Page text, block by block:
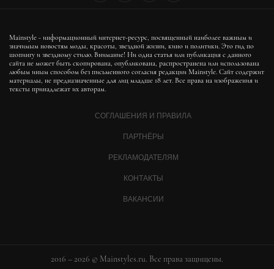
Mainstyle - информационный интернет-ресурс, посвященный наиболее важным и
значимым новостям моды, красоты, звездной жизни, кино и политики. Это гид по
шопингу и звездному стилю. Внимание! Ни одна статья или публикация с данного
сайта не может быть скопирована, опубликована, распространена или использована
любым иным способом без письменного согласия редакции Mainstyle. Сайт содержит
материалы, не предназначенные для лиц младше 18 лет. Все права на изображения и
тексты принадлежат их авторам.
СОГЛАШЕНИЯ И ПРАВИЛА
ПАРТНЁРЫ
РЕКЛАМОДАТЕЛЯМ
КОНТАКТЫ
ВАКАНСИИ
2016 – 2026 © Mainstyles.ru. Все права защищены.